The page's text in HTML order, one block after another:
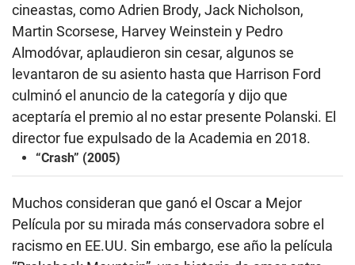
cineastas, como Adrien Brody, Jack Nicholson,
Martin Scorsese, Harvey Weinstein y Pedro
Almodóvar, aplaudieron sin cesar, algunos se
levantaron de su asiento hasta que Harrison Ford
culminó el anuncio de la categoría y dijo que
aceptaría el premio al no estar presente Polanski. El
director fue expulsado de la Academia en 2018.
“Crash” (2005)
Muchos consideran que ganó el Oscar a Mejor
Película por su mirada más conservadora sobre el
racismo en EE.UU. Sin embargo, ese año la película